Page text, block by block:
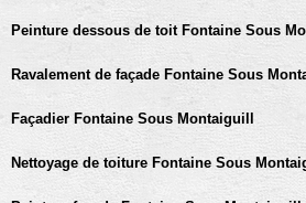
Peinture dessous de toit Fontaine Sous
Ravalement de façade Fontaine Sous
Façadier Fontaine Sous Montaiguill
Nettoyage de toiture Fontaine Sous